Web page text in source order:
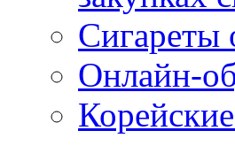
Сигареты
Онлайн-